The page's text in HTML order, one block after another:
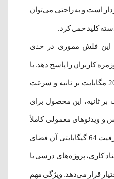
است و به راحتی می‌توان
کلید حمل کرد.
این فلش مموری در حدی
کاربران را پاسخ دهد. با
سرعت خواندن بین 10 تا 20 مگابایت بر ثانیه و سرعت
تا 10 مگابایت بر ثانیه، این محصول برای
و ویدئوهای معمولی کاملاً
مناسب است. همچنین ظرفیت 64 گیگابایتی آن فضای
کاری، پروژه‌های درسی یا
قرار می‌دهد. ویژگی مهم